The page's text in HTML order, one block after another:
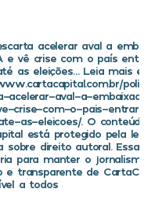
acelerar aval a
e vê crise com o país
as eleições… Leia mais em
acelerar-aval-a-
crise-com-o-pais-entrar-
as-eleicoes/. O conteúdo
está protegido pela
sobre direito autoral. Essa
para manter o jornalismo
e transparente de
a todos